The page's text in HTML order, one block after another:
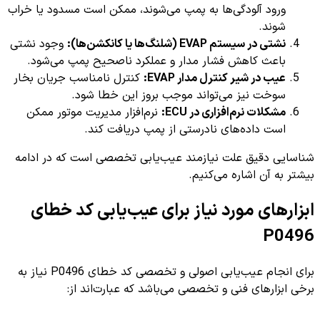
ورود آلودگی‌ها به پمپ می‌شوند، ممکن است مسدود یا خراب
شوند.
نشتی در سیستم EVAP (شلنگ‌ها یا کانکشن‌ها):
وجود نشتی
باعث کاهش فشار مدار و عملکرد ناصحیح پمپ می‌شود.
عیب در شیر کنترل مدار EVAP:
کنترل نامناسب جریان بخار
سوخت نیز می‌تواند موجب بروز این خطا شود.
مشکلات نرم‌افزاری در ECU:
نرم‌افزار مدیریت موتور ممکن
است داده‌های نادرستی از پمپ دریافت کند.
شناسایی دقیق علت نیازمند عیب‌یابی تخصصی است که در ادامه
بیشتر به آن اشاره می‌کنیم.
ابزارهای مورد نیاز برای عیب‌یابی کد خطای
P0496
برای انجام عیب‌یابی اصولی و تخصصی کد خطای P0496 نیاز به
برخی ابزارهای فنی و تخصصی می‌باشد که عبارت‌اند از: